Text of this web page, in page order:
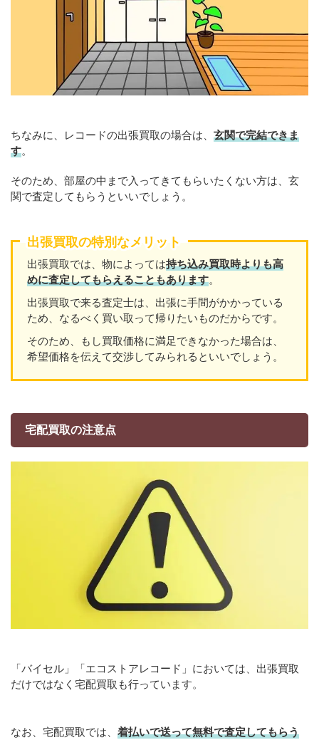
ちなみに、レコードの出張買取の場合は、 玄関で完結できま
す。
そのため、部屋の中まで入ってきてもらいたくない方は、玄
関で査定してもらうといいでしょう。
出張買取の特別なメリット
出張買取では、物によっては持ち込み買取時よりも高
めに査定してもらえることもあります。
出張買取で来る査定士は、出張に手間がかかっている
ため、なるべく買い取って帰りたいものだからです。
そのため、もし買取価格に満足できなかった場合は、
希望価格を伝えて交渉してみられるといいでしょう。
宅配買取の注意点
「バイセル」「エコストアレコード」においては、出張買取
だけではなく宅配買取も行っています。
なお、宅配買取では、 着払いで送って無料で査定してもらう